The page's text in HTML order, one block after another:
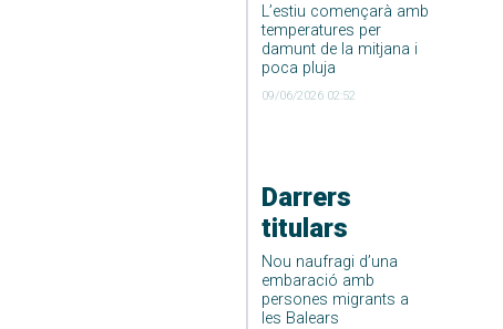
L’estiu començarà amb
temperatures per
damunt de la mitjana i
poca pluja
09/06/2026 02:52
Darrers
titulars
Nou naufragi d’una
embaració amb
persones migrants a
les Balears